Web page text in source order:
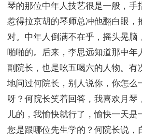
琴的那位中年人技艺很是一般，手
惹得拉京胡的琴师总冲他翻白眼，
对。中年人倒满不在乎，摇头晃脑
啪啪的。后来，李思远知道那中年
副院长，也是吆五喝六的人物。有
地问过何院长，别人说你，你怎么
呀？何院长笑着回答，我喜欢月琴
儿的，我愉快就行了，愉快一天是
您是跟哪位先生学的？何院长说，